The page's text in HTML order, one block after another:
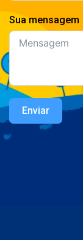
Sua mensagem
Enviar